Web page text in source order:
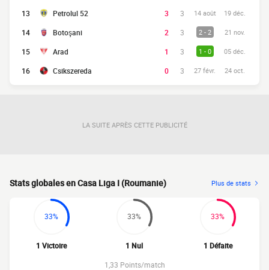
13 Petrolul 52 3 3 14 août 19 déc.
14 Botoşani 2 3 2 - 2 21 nov.
15 Arad 1 3 1 - 0 05 déc.
16 Csikszereda 0 3 27 févr. 24 oct.
LA SUITE APRÈS CETTE PUBLICITÉ
Stats globales en Casa Liga I (Roumanie) Plus de stats
33%
1 Victoire
33%
1 Nul
33%
1 Défaite
1,33 Points/match